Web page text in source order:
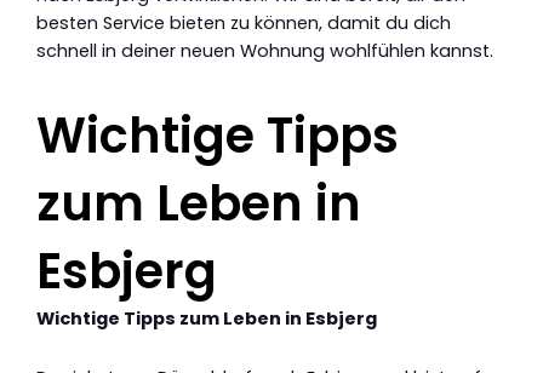
besten Service bieten zu können, damit du dich
schnell in deiner neuen Wohnung wohlfühlen kannst.
Wichtige Tipps
zum Leben in
Esbjerg
Wichtige Tipps zum Leben in Esbjerg